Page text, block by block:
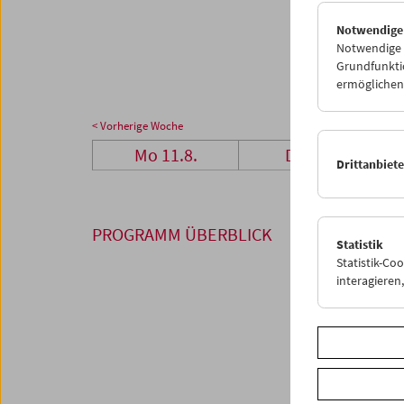
01
< Vorherige Woche
Mo 11.8. Di 12.8.
PROGRAMM ÜBERBLICK
Notwendige
Statistik
Statistik-